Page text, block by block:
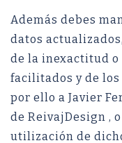
Además debes
datos
de la inexactitud o
facilitados y de
por ello a Javier
de ReivajDesign ,
utilización de